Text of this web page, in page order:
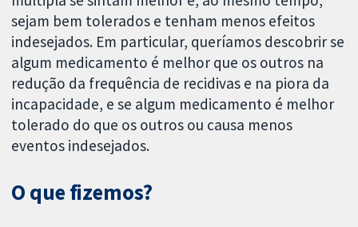
sejam bem tolerados e tenham menos efeitos
indesejados. Em particular, queríamos descobrir se
algum medicamento é melhor que os outros na
redução da frequência de recidivas e na piora da
incapacidade, e se algum medicamento é melhor
tolerado do que os outros ou causa menos
eventos indesejados.
O que fizemos?